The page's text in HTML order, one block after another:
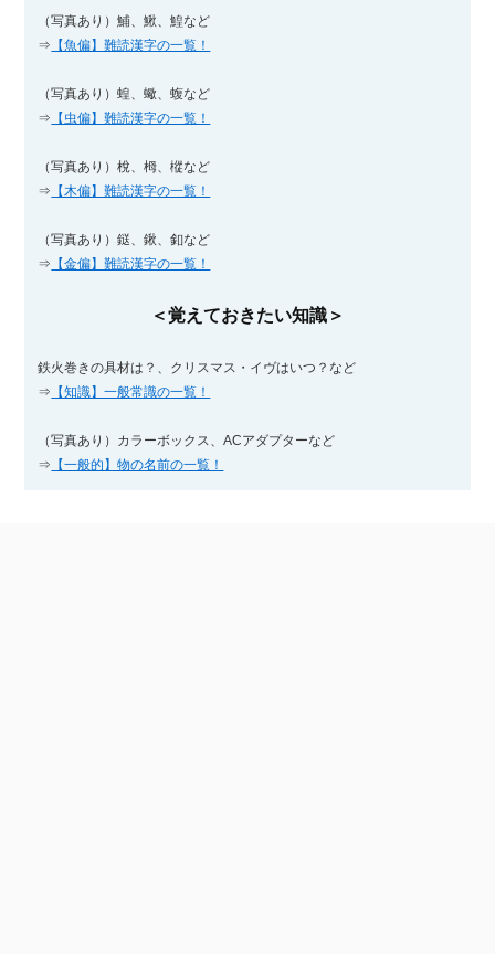
（写真あり）鯆、鰍、鰉など
⇒
【魚偏】難読漢字の一覧！
（写真あり）蝗、蠍、蝮など
⇒
【虫偏】難読漢字の一覧！
（写真あり）梲、栂、樅など
⇒
【木偏】難読漢字の一覧！
（写真あり）鎹、鍬、釦など
⇒
【金偏】難読漢字の一覧！
＜覚えておきたい知識＞
鉄火巻きの具材は？、クリスマス・イヴはいつ？など
⇒
【知識】一般常識の一覧！
（写真あり）カラーボックス、ACアダプターなど
⇒
【一般的】物の名前の一覧！